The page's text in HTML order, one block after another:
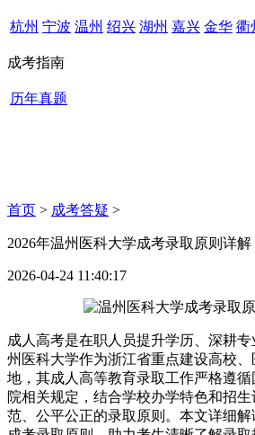
杭州 宁波 温州 绍兴 湖州 嘉兴 金华 衢
成考指南
历年真题
首页 > 成考答疑 >
2026年温州医科大学成考录取原则详解
2026-04-24 11:40:17
成人高考是在职人员提升学历、深耕
州医科大学作为浙江省重点建设高校
地，其成人高等教育录取工作严格遵
院相关规定，结合学校办学特色和招
范、公平公正的录取原则。本文详细解